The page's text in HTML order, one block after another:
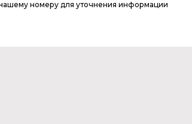
номеру для уточнения информации